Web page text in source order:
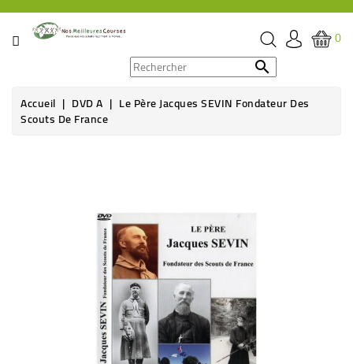
CATÉGORIE
ÉPICERIE
0

Accueil DVD A Le Père Jacques SEVIN Fondateur Des
Scouts De France